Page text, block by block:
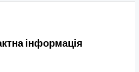
інформація